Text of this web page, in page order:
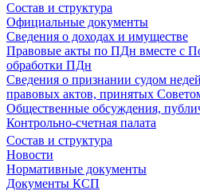
Состав и структура
Официальные документы
Сведения о доходах и имуществе
Правовые акты по ПДн вместе с
обработки ПДн
Сведения о признании судом
правовых актов, принятых
Общественные обсуждения,
Контрольно-счетная палата
Состав и структура
Новости
Нормативные документы
Документы КСП